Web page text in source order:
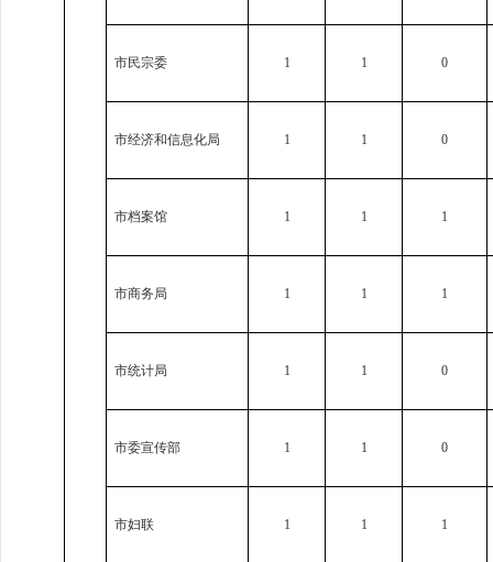
市民宗委 1 1 0
市经济和信息化局 1 1 0
市档案馆 1 1 1
市商务局 1 1 1
市统计局 1 1 0
市委宣传部 1 1 0
市妇联 1 1 1